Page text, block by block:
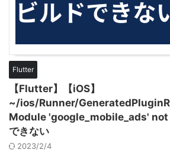
Flutter
【Flutter】【iOS】
~/ios/Runner/
Module 'google_mobile_ads' not
できない
2023/2/4